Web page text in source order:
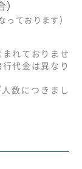
）
っております）
れておりませ
代金は異なり
数につきまし